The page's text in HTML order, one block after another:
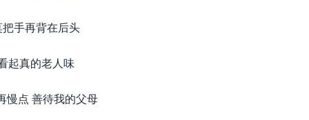
手再背在后头
起真的老人味
慢点 善待我的父母